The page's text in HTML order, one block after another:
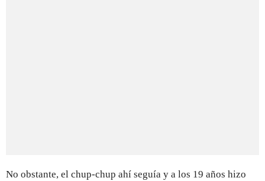
No obstante, el chup-chup ahí seguía y a los 19 años hizo